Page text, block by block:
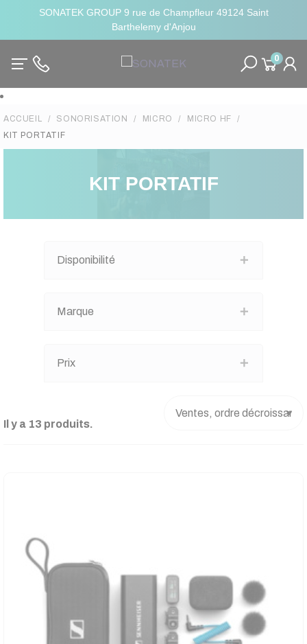
SONATEK GROUP 9 rue de Champfleur 49124 Saint
Barthelemy d'Anjou
0
ACCUEIL SONORISATION MICRO
MICRO HF
KIT PORTATIF
KIT PORTATIF
Disponibilité
Marque
Prix
Il y a 13 produits.